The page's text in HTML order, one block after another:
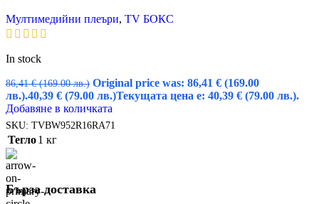
Мултимедийни плеъри, TV БОКС
In stock
86,41€ (169.00 лв.) Original price was: 86,41 € (169.00
лв.).40,39 € (79.00 лв.)Текущата цена е: 40,39 € (79.00 лв.).
Добавяне в количката
SKU: TVBW952R16RA71
Тегло1 кг
Бърза доставка